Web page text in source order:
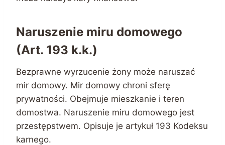
Naruszenie miru domowego
(Art. 193 k.k.)
Bezprawne wyrzucenie żony może naruszać
mir domowy. Mir domowy chroni sferę
prywatności. Obejmuje mieszkanie i teren
domostwa. Naruszenie miru domowego jest
przestępstwem. Opisuje je artykuł 193 Kodeksu
karnego.